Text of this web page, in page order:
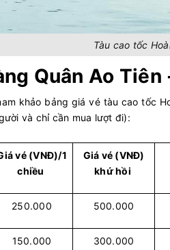
Tàu cao tốc
Quân Ao Tiên
khảo bảng giá vé tàu cao tốc
và chỉ cần mua lượt đi):
vé (VNĐ)/1
chiều
Giá vé (VNĐ)
khứ hồi
250.000 500.000
150.000 300.000